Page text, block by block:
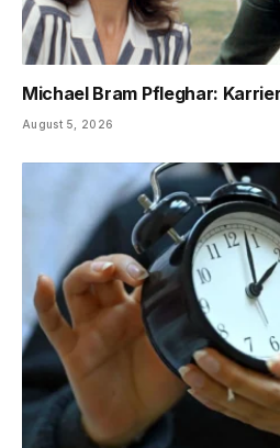
Michael Bram Pfleghar:
August 5, 2026